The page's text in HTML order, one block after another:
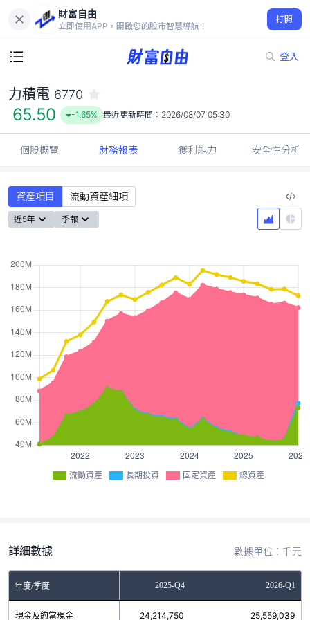
財富自由
立即使用APP，開啟您的股市智慧導航！
打開
登入
65.50
-1.65%
力積電 6770
65.50 -1.65% 最近更新時間： 2026/08/07 05:30
個股概覽 財務報表 獲利能力 安全性分析
資產項目 流動資產細項
近5年 季報
流動資產 長期投資 固定資產 總資產
詳細數據 數據單位：千元
年度/季度2025-Q3 2025-Q4 2026-Q1
現金及約當現金
23,348,060 24,214,750 25,559,039